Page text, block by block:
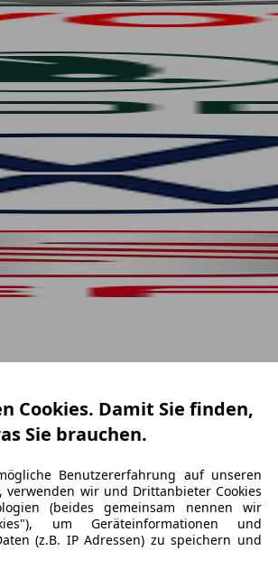
Cookies. Damit Sie finden,
Sie brauchen.
Benutzererfahrung auf unseren
verwenden wir und Drittanbieter Cookies
(beides gemeinsam nennen wir
um Geräteinformationen und
(z.B. IP Adressen) zu speichern und